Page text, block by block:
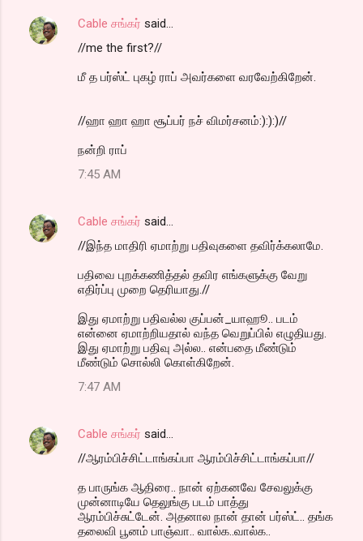
Cable சங்கர் said…
//me the first?//
மீ த பர்ஸ்ட் புகழ் ராப் அவர்களை வரவேற்கிறேன்.
//ஹா ஹா ஹா சூப்பர் நச் விமர்சனம்:):):)//
நன்றி ராப்
7:45 AM
Cable சங்கர் said…
//இந்த மாதிரி ஏமாற்று பதிவுகளை தவிர்க்கலாமே.
பதிவை புறக்கணித்தல் தவிர எங்களுக்கு வேறு
எதிர்ப்பு முறை தெரியாது.//
இது ஏமாற்று பதிவல்ல குப்பன்_யாஹூ.. படம்
என்னை ஏமாற்றியதால் வந்த வெறுப்பில் எழுதியது.
இது ஏமாற்று பதிவு அல்ல.. என்பதை மீண்டும்
மீண்டும் சொல்லி கொள்கிறேன்.
7:47 AM
Cable சங்கர் said…
//ஆரம்பிச்சிட்டாங்கப்பா ஆரம்பிச்சிட்டாங்கப்பா//
த பாருங்க ஆதிரை.. நான் ஏற்கனவே சேவலுக்கு
முன்னாடியே தெலுங்கு படம் பாத்து
ஆரம்பிச்சுட்டேன். அதனால நான் தான் பர்ஸ்ட்.. தங்க
தலைவி பூனம் பாஞ்வா.. வால்க..வால்க..